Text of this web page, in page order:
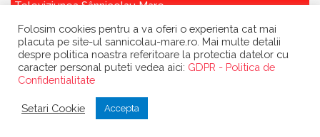
Televiziunea Sânnicolau Mare
Primaria Sannicolau Mare
gazduit de
Folosim cookies pentru a va oferi o experienta cat mai
placuta pe site-ul sannicolau-mare.ro. Mai multe detalii
despre politica noastra referitoare la protectia datelor cu
caracter personal puteti vedea aici: GDPR - Politica de
Confidentialitate
Setari Cookie Accepta